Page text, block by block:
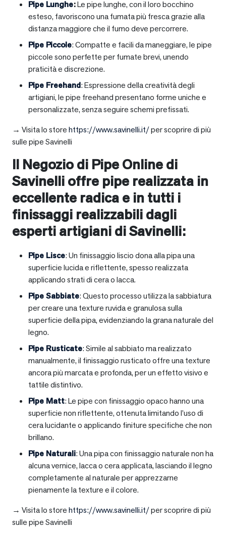
Pipe Lunghe:Le pipe lunghe, con il loro bocchino
esteso, favoriscono una fumata più fresca grazie alla
distanza maggiore che il fumo deve percorrere.
Pipe Piccole: Compatte e facili da maneggiare, le pipe
piccole sono perfette per fumate brevi, unendo
praticità e discrezione.
Pipe Freehand: Espressione della creatività degli
artigiani, le pipe freehand presentano forme uniche e
personalizzate, senza seguire schemi prefissati.
→ Visita lo storehttps://www.savinelli.it/per scoprire di più
sulle pipe Savinelli
Il Negozio di Pipe Online di
Savinelli offre pipe realizzata in
eccellente radica e in tutti i
finissaggi realizzabili dagli
esperti artigiani di Savinelli:
Pipe Lisce: Un finissaggio liscio dona alla pipa una
superficie lucida e riflettente, spesso realizzata
applicando strati di cera o lacca.
Pipe Sabbiate: Questo processo utilizza la sabbiatura
per creare una texture ruvida e granulosa sulla
superficie della pipa, evidenziando la grana naturale del
legno.
Pipe Rusticate: Simile al sabbiato ma realizzato
manualmente, il finissaggio rusticato offre una texture
ancora più marcata e profonda, per un effetto visivo e
tattile distintivo.
Pipe Matt: Le pipe con finissaggio opaco hanno una
superficie non riflettente, ottenuta limitando l’uso di
cera lucidante o applicando finiture specifiche che non
brillano.
Pipe Naturali: Una pipa con finissaggio naturale non ha
alcuna vernice, lacca o cera applicata, lasciando il legno
completamente al naturale per apprezzarne
pienamente la texture e il colore.
→ Visita lo storehttps://www.savinelli.it/per scoprire di più
sulle pipe Savinelli